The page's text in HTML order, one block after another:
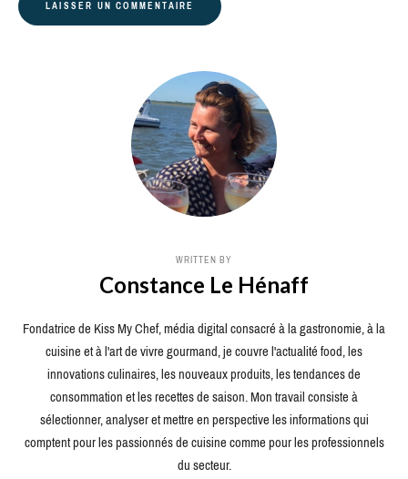
WRITTEN BY
Constance Le Hénaff
Fondatrice de Kiss My Chef, média digital consacré à la gastronomie, à la
cuisine et à l'art de vivre gourmand, je couvre l'actualité food, les
innovations culinaires, les nouveaux produits, les tendances de
consommation et les recettes de saison. Mon travail consiste à
sélectionner, analyser et mettre en perspective les informations qui
comptent pour les passionnés de cuisine comme pour les professionnels
du secteur.